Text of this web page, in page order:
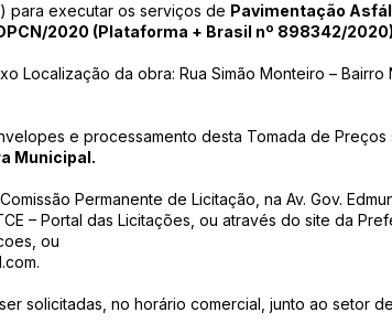
para executar os serviços de Pavimentação
2020 (Plataforma + Brasil nº 898342/2020)
Localização da obra: Rua Simão Monteiro – Bairro
e processamento desta Tomada de Preços
Municipal.
Permanente de Licitação, na Av. Gov.
– Portal das Licitações, ou através do site da
ou
.
solicitadas, no horário comercial, junto ao setor